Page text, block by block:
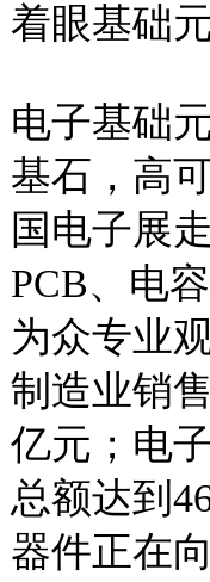
着眼基础
电子基础
基石，高
国电子展
PCB、电
为众专业
制造业销
亿元；电
总额达到
器件正在